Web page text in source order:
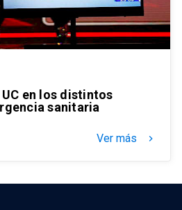
en los distintos
sanitaria
Ver más keyboard_arrow_right